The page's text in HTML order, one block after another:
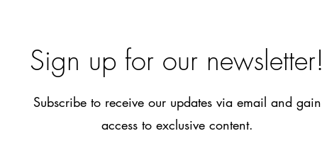
Sign up for our newsletter!
Subscribe to receive our updates via email and gain
access to exclusive content.